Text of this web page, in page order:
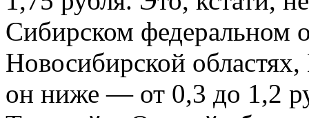
Сибирском федеральном
Новосибирской
он ниже — от 0,3 до 1,2